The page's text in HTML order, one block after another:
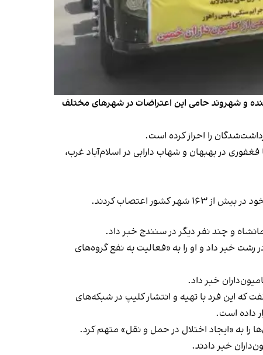
رانندگان خودروهای سنگین در ایران که از اول خرداد آغاز شد، بیش از ۴۰ کامیون‌دار، راننده و شهروند حامی این اعتراضات در شهرهای مختلف
را احراز کرده است.
در بهبهان و شهاب دارابی در اسلام‌آباد غرب،
۱۶۳ شهر کشور
اعتصاب کردند.
خبر داد و او را به «فعالیت به نفع گروه‌های
خبر داد.
که این فرد با تهیه و انتشار کلیپ در شبکه‌های
داده است.
را به «ایجاد اختلال در حمل‌ و نقل» متهم کرد.